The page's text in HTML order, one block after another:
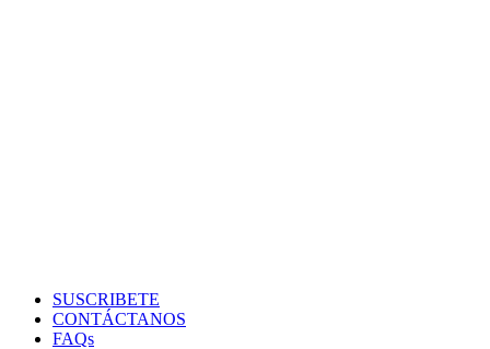
SUSCRIBETE
CONTÁCTANOS
FAQs